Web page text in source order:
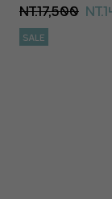
NT.17,500
SALE